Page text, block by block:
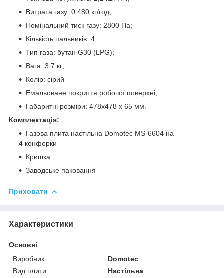
Витрата газу: 0.480 кг/год;
Номінальний тиск газу: 2800 Па;
Кількість пальників: 4;
Тип газа: бутан G30 (LPG);
Вага: 3.7 кг;
Колір: сірий
Емальоване покриття робочої поверхні;
Габаритні розміри: 478х478 х 65 мм.
Комплектація:
Газова плита настільна Domotec MS-6604 на
4 конфорки
Кришка
Заводське паковання
Приховати
Характеристики
Основні
Виробник
Domotec
Вид плити
Настільна